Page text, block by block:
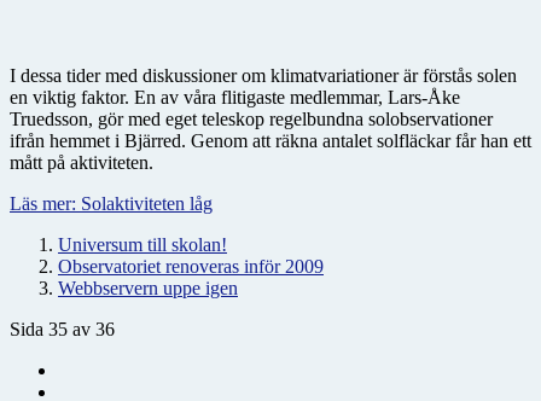
I dessa tider med diskussioner om klimatvariationer är förstås solen
en viktig faktor. En av våra flitigaste medlemmar, Lars-Åke
Truedsson, gör med eget teleskop regelbundna solobservationer
ifrån hemmet i Bjärred. Genom att räkna antalet solfläckar får han ett
mått på aktiviteten.
Läs mer: Solaktiviteten låg
Universum till skolan!
Observatoriet renoveras inför 2009
Webbservern uppe igen
Sida 35 av 36